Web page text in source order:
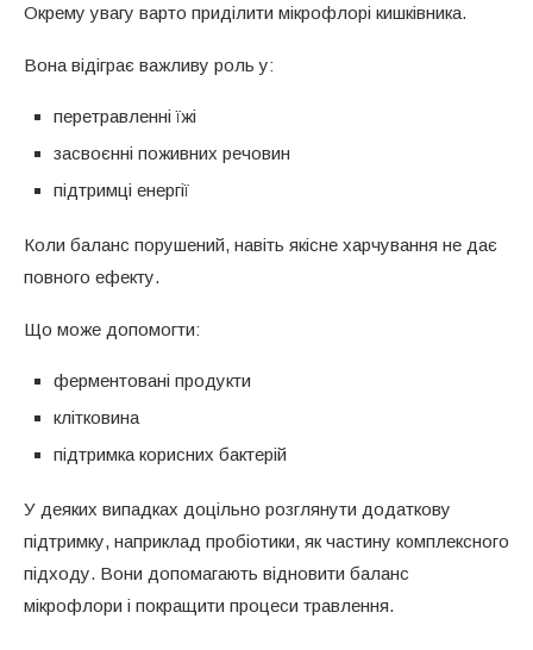
Окрему увагу варто приділити мікрофлорі кишківника.
Вона відіграє важливу роль у:
перетравленні їжі
засвоєнні поживних речовин
підтримці енергії
Коли баланс порушений, навіть якісне харчування не дає
повного ефекту.
Що може допомогти:
ферментовані продукти
клітковина
підтримка корисних бактерій
У деяких випадках доцільно розглянути додаткову
підтримку, наприклад пробіотики, як частину комплексного
підходу. Вони допомагають відновити баланс
мікрофлори і покращити процеси травлення.